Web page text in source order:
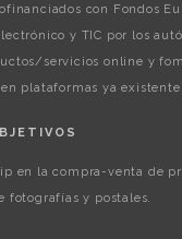
con Fondos
y TIC por los
servicios online y
plataformas ya
en la compra-venta de
fotografías y postales.